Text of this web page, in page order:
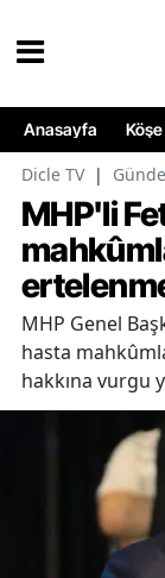
Anasayfa Köşe
Dicle TV |
MHP'li
MHP Genel
hasta
hakkına vurgu